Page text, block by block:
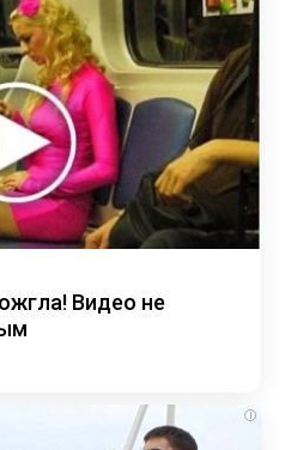
Видео не
i